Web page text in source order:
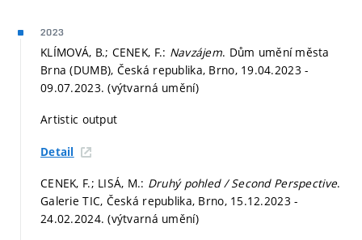
2023
KLÍMOVÁ, B.; CENEK, F.: Navzájem. Dům umění města
Brna (DUMB), Česká republika, Brno, 19.04.2023 -
09.07.2023. (výtvarná umění)
Artistic output
Detail
CENEK, F.; LISÁ, M.: Druhý pohled / Second Perspective.
Galerie TIC, Česká republika, Brno, 15.12.2023 -
24.02.2024. (výtvarná umění)